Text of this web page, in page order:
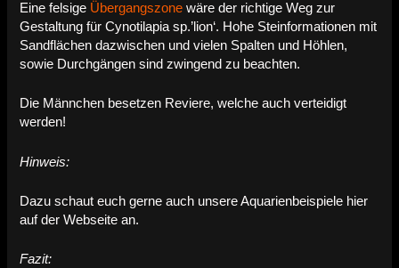
Eine felsige Übergangszone wäre der richtige Weg zur
Gestaltung für Cynotilapia sp.’lion‘. Hohe Steinformationen mit
Sandflächen dazwischen und vielen Spalten und Höhlen,
sowie Durchgängen sind zwingend zu beachten.
Die Männchen besetzen Reviere, welche auch verteidigt
werden!
Hinweis:
Dazu schaut euch gerne auch unsere Aquarienbeispiele hier
auf der Webseite an.
Fazit: